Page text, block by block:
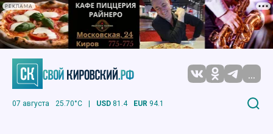
РЕКЛАМА
...
07 августа 25.70°C | USD 81.4 EUR 94.1